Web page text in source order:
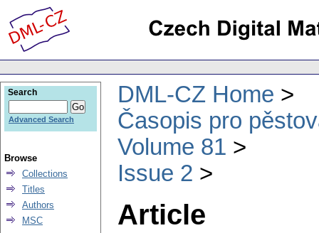
DML-CZ Home
Časopis pro
Volume 81
Issue 2
Article
Search
Advanced Search
Browse
Collections
Titles
Authors
MSC